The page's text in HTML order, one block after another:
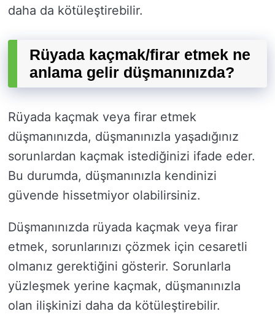
daha da kötüleştirebilir.
Rüyada kaçmak/firar etmek ne
anlama gelir düşmanınızda?
Rüyada kaçmak veya firar etmek
düşmanınızda, düşmanınızla yaşadığınız
sorunlardan kaçmak istediğinizi ifade eder.
Bu durumda, düşmanınızla kendinizi
güvende hissetmiyor olabilirsiniz.
Düşmanınızda rüyada kaçmak veya firar
etmek, sorunlarınızı çözmek için cesaretli
olmanız gerektiğini gösterir. Sorunlarla
yüzleşmek yerine kaçmak, düşmanınızla
olan ilişkinizi daha da kötüleştirebilir.